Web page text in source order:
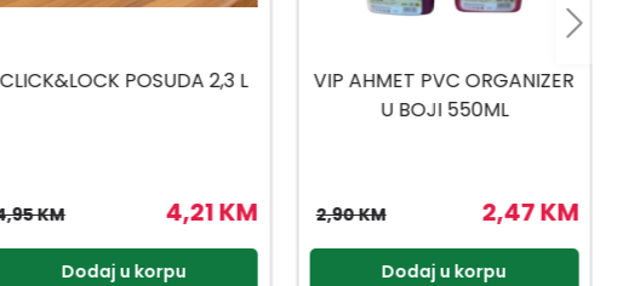
VIP AHMET PVC ORGANIZER
2,47 KM
KM
Dodaj u korpu
POSUDA ZA HRANU DJEČIJA
21X14 CM
5,94 KM
6,99 KM
Dodaj u korpu